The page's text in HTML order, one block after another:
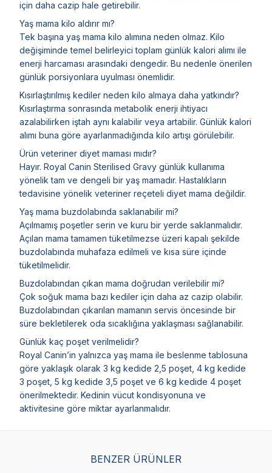
için daha cazip hale getirebilir.
Yaş mama kilo aldırır mı?
Tek başına yaş mama kilo alımına neden olmaz. Kilo
değişiminde temel belirleyici toplam günlük kalori alımı ile
enerji harcaması arasındaki dengedir. Bu nedenle önerilen
günlük porsiyonlara uyulması önemlidir.
Kısırlaştırılmış kediler neden kilo almaya daha yatkındır?
Kısırlaştırma sonrasında metabolik enerji ihtiyacı
azalabilirken iştah aynı kalabilir veya artabilir. Günlük kalori
alımı buna göre ayarlanmadığında kilo artışı görülebilir.
Ürün veteriner diyet maması mıdır?
Hayır. Royal Canin Sterilised Gravy günlük kullanıma
yönelik tam ve dengeli bir yaş mamadır. Hastalıkların
tedavisine yönelik veteriner reçeteli diyet mama değildir.
Yaş mama buzdolabında saklanabilir mi?
Açılmamış poşetler serin ve kuru bir yerde saklanmalıdır.
Açılan mama tamamen tüketilmezse üzeri kapalı şekilde
buzdolabında muhafaza edilmeli ve kısa süre içinde
tüketilmelidir.
Buzdolabından çıkan mama doğrudan verilebilir mi?
Çok soğuk mama bazı kediler için daha az cazip olabilir.
Buzdolabından çıkarılan mamanın servis öncesinde bir
süre bekletilerek oda sıcaklığına yaklaşması sağlanabilir.
Günlük kaç poşet verilmelidir?
Royal Canin’in yalnızca yaş mama ile beslenme tablosuna
göre yaklaşık olarak 3 kg kedide 2,5 poşet, 4 kg kedide
3 poşet, 5 kg kedide 3,5 poşet ve 6 kg kedide 4 poşet
önerilmektedir. Kedinin vücut kondisyonuna ve
aktivitesine göre miktar ayarlanmalıdır.
BENZER ÜRÜNLER